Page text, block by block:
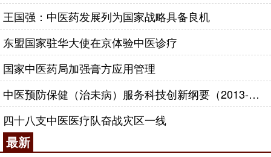
王国强：中医药发展列为国家战略具备良机
东盟国家驻华大使在京体验中医诊疗
国家中医药局加强膏方应用管理
中医预防保健（治未病）服务科技创新纲要（2013-2020年）
四十八支中医医疗队奋战灾区一线
最新